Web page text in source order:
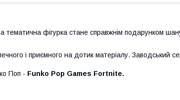
тематична фігурка стане справжнім подарунком
і приємного на дотик матеріалу. Заводський
Поп - Funko Pop Games Fortnite.